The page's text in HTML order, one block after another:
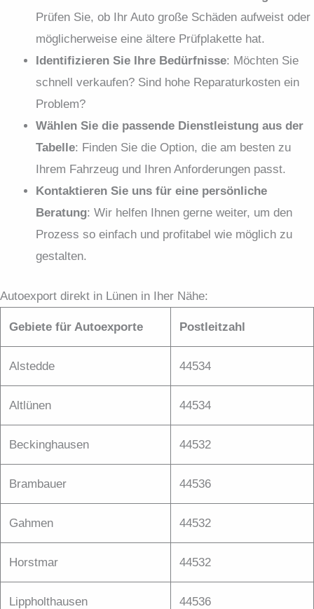
Prüfen Sie, ob Ihr Auto große Schäden aufweist oder
möglicherweise eine ältere Prüfplakette hat.
Identifizieren Sie Ihre Bedürfnisse: Möchten Sie
schnell verkaufen? Sind hohe Reparaturkosten ein
Problem?
Wählen Sie die passende Dienstleistung aus der
Tabelle: Finden Sie die Option, die am besten zu
Ihrem Fahrzeug und Ihren Anforderungen passt.
Kontaktieren Sie uns für eine persönliche
Beratung: Wir helfen Ihnen gerne weiter, um den
Prozess so einfach und profitabel wie möglich zu
gestalten.
Autoexport direkt in Lünen in Iher Nähe:
Gebiete für Autoexporte Postleitzahl
Alstedde 44534
Altlünen 44534
Beckinghausen 44532
Brambauer 44536
Gahmen 44532
Horstmar 44532
Lippholthausen 44536